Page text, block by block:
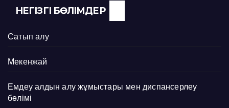
НЕГІЗГІ БӨЛІМДЕР
Сатып алу
Мекенжай
Емдеу алдын алу жұмыстары мен диспансерлеу
бөлімі